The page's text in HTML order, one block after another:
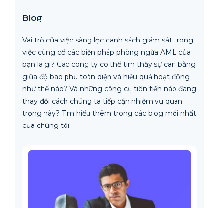
Blog
Vai trò của việc sàng lọc danh sách giám sát trong
việc củng cố các biện pháp phòng ngừa AML của
bạn là gì? Các công ty có thể tìm thấy sự cân bằng
giữa độ bao phủ toàn diện và hiệu quả hoạt động
như thế nào? Và những công cụ tiên tiến nào đang
thay đổi cách chúng ta tiếp cận nhiệm vụ quan
trọng này? Tìm hiểu thêm trong các blog mới nhất
của chúng tôi.